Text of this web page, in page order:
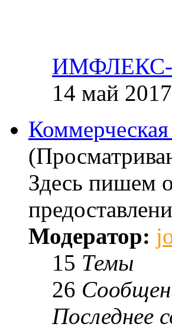
14 май
Здесь пишем
Модератор:
15 Темы
26
Последнее